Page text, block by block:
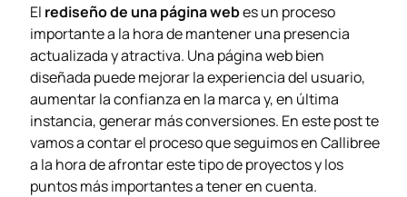
El rediseño de una página webes un proceso
importante a la hora de mantener una presencia
actualizada y atractiva. Una página web bien
diseñada puede mejorar la experiencia del usuario,
aumentar la confianza en la marca y, en última
instancia, generar más conversiones. En este post te
vamos a contar el proceso que seguimos enCallibree
a la hora de afrontar este tipo de proyectos y los
puntos más importantes a tener en cuenta.